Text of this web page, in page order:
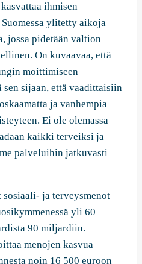
ihmisen
ylitetty aikoja
jossa pidetään valtion
On kuvaavaa, että
moittimiseen
sen sijaan, että vaadittaisiin
ja vanhempia
Ei ole olemassa
kaikki terveiksi ja
palveluihin jatkuvasti
ja terveysmenot
yli 60
90 miljardiin.
menojen kasvua
noin 16 500 euroon